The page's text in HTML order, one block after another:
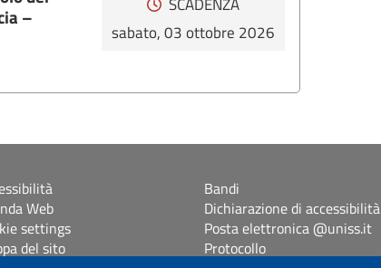
–
SCADENZA
sabato, 03 ottobre 2026
Web
settings
del sito
Bandi
Dichiarazione di accessibilità
Posta elettronica @uniss.it
Protocollo